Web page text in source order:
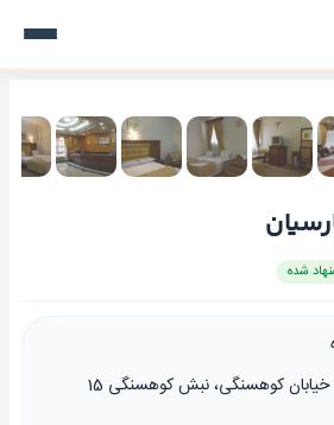
کوهسنگی، نبش کوهسنگی 15